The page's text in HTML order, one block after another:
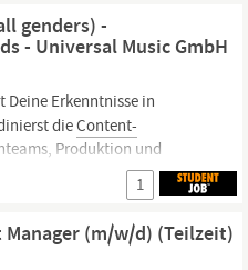
genders) -
- Universal Music GmbH
Deine Erkenntnisse in
dieContent-
Produktion und
Freigaben und benötigte
Reichweite,
Shares aus und leitest
1
(m/w/d) (Teilzeit)